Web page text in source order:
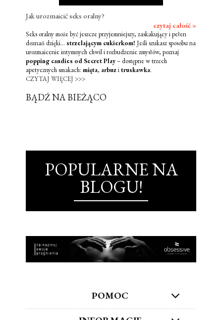
Jak urozmaicić seks oralny?
czytaj całość »
Seks oralny może być jeszcze przyjemniejszy, zaskakujący i pełen
doznań dzięki... strzelającym cukierkom! Jeśli szukasz sposobu na
urozmaicenie intymnych chwil i rozbudzenie zmysłów, poznaj
popping candies od Secret Play– dostępne w trzech
apetycznych smakach: mięta, arbuzitruskawka.
CZYTAJ WIĘCEJ >>>
BĄDŹ NA BIEŻĄCO
POPULARNE NA
BLOGU!
POMOC